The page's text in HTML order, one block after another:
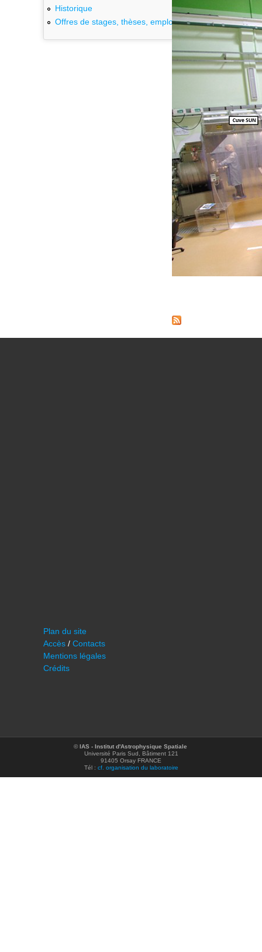
Historique
Offres de stages, thèses, emplois
Plan du site
Accès / Contacts
Mentions légales
Crédits
©IAS - Institut d'Astrophysique Spatiale
Université Paris Sud, Bâtiment 121
91405 Orsay FRANCE
Tél : cf. organisation du laboratoire